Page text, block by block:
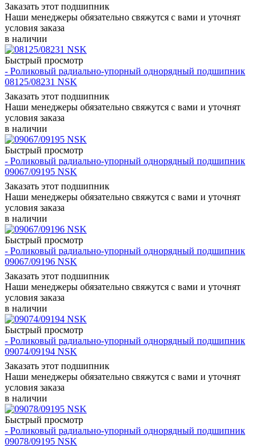
Заказать этот подшипник
Наши менеджеры обязательно свяжутся с вами и уточнят
условия заказа
в наличии
Быстрый просмотр
- Роликовый радиально-упорный однорядный подшипник
08125/08231 NSK
Заказать этот подшипник
Наши менеджеры обязательно свяжутся с вами и уточнят
условия заказа
в наличии
Быстрый просмотр
- Роликовый радиально-упорный однорядный подшипник
09067/09195 NSK
Заказать этот подшипник
Наши менеджеры обязательно свяжутся с вами и уточнят
условия заказа
в наличии
Быстрый просмотр
- Роликовый радиально-упорный однорядный подшипник
09067/09196 NSK
Заказать этот подшипник
Наши менеджеры обязательно свяжутся с вами и уточнят
условия заказа
в наличии
Быстрый просмотр
- Роликовый радиально-упорный однорядный подшипник
09074/09194 NSK
Заказать этот подшипник
Наши менеджеры обязательно свяжутся с вами и уточнят
условия заказа
в наличии
Быстрый просмотр
- Роликовый радиально-упорный однорядный подшипник
09078/09195 NSK